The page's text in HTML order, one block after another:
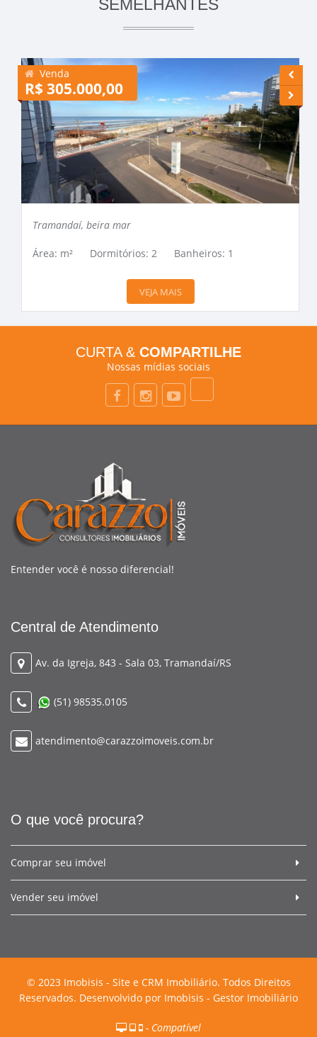
SEMELHANTES
Venda
R$ 305.000,00
Tramandaí, beira mar
Área: m² Dormitórios: 2 Banheiros: 1
VEJA MAIS
CURTA & COMPARTILHE
Nossas mídias sociais
Entender você é nosso diferencial!
Central de Atendimento
Av. da Igreja, 843 - Sala 03, Tramandaí/RS
(51) 98535.0105
atendimento@carazzoimoveis.com.br
O que você procura?
Comprar seu imóvel
Vender seu imóvel
© 2023 Imobisis - Site e CRM Imobiliário. Todos Direitos
Reservados. Desenvolvido por Imobisis - Gestor Imobiliário
- Compatível